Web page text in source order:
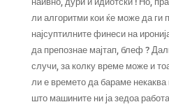
ли алгоритми кои ќе може да ги
најсуптилните финеси на
да препознае мајтап, блеф ?
случи, за колку време може и
ли е времето да бараме некаква
што машините ни ја зедоа